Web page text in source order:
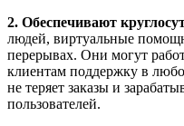
2. Обеспечивают
людей, виртуальные
перерывах. Они могут
клиентам поддержку в
не теряет заказы и
пользователей.